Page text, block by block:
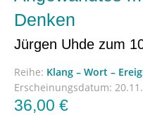
Denken
Jürgen Uhde zum
Reihe: Klang – Wort –
Erscheinungsdatum:
36,00 €